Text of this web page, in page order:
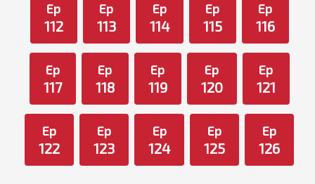
Ep
112
Ep
113
Ep
114
Ep
115
Ep
116
Ep
117
Ep
118
Ep
119
Ep
120
Ep
121
Ep
122
Ep
123
Ep
124
Ep
125
Ep
126